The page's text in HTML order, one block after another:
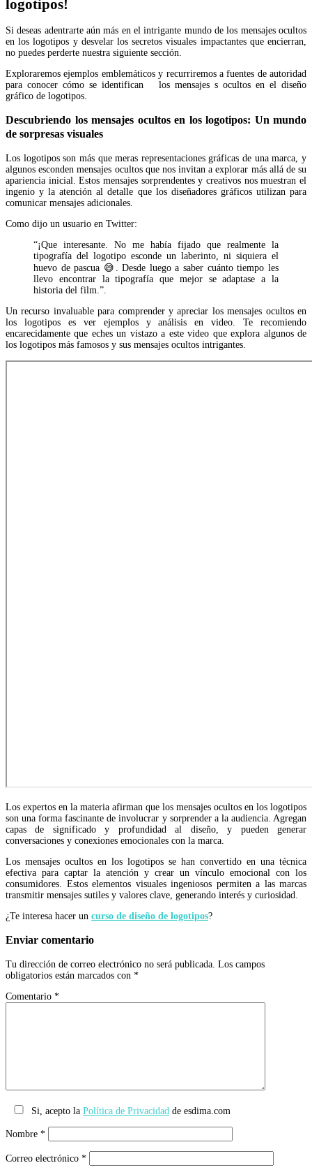
logotipos!
Si deseas adentrarte aún más en el intrigante mundo de los mensajes ocultos
en los logotipos y desvelar los secretos visuales impactantes que encierran,
no puedes perderte nuestra siguiente sección.
Exploraremos ejemplos emblemáticos y recurriremos a fuentes de autoridad
para conocer cómo se identifican los mensajes s ocultos en el diseño
gráfico de logotipos.
Descubriendo los mensajes ocultos en los logotipos: Un mundo
de sorpresas visuales
Los logotipos son más que meras representaciones gráficas de una marca, y
algunos esconden mensajes ocultos que nos invitan a explorar más allá de su
apariencia inicial. Estos mensajes sorprendentes y creativos nos muestran el
ingenio y la atención al detalle que los diseñadores gráficos utilizan para
comunicar mensajes adicionales.
Como dijo un usuario en Twitter:
“¡Que interesante. No me había fijado que realmente la
tipografía del logotipo esconde un laberinto, ni siquiera el
huevo de pascua 😅. Desde luego a saber cuánto tiempo les
llevo encontrar la tipografía que mejor se adaptase a la
historia del film.”.
Un recurso invaluable para comprender y apreciar los mensajes ocultos en
los logotipos es ver ejemplos y análisis en video. Te recomiendo
encarecidamente que eches un vistazo a este video que explora algunos de
los logotipos más famosos y sus mensajes ocultos intrigantes.
Los expertos en la materia afirman que los mensajes ocultos en los logotipos
son una forma fascinante de involucrar y sorprender a la audiencia. Agregan
capas de significado y profundidad al diseño, y pueden generar
conversaciones y conexiones emocionales con la marca.
Los mensajes ocultos en los logotipos se han convertido en una técnica
efectiva para captar la atención y crear un vínculo emocional con los
consumidores. Estos elementos visuales ingeniosos permiten a las marcas
transmitir mensajes sutiles y valores clave, generando interés y curiosidad.
¿Te interesa hacer un curso de diseño de logotipos?
Enviar comentario
Tu dirección de correo electrónico no será publicada. Los campos
obligatorios están marcados con *
Comentario *
Si, acepto la Política de Privacidad de esdima.com
Nombre *
Correo electrónico *